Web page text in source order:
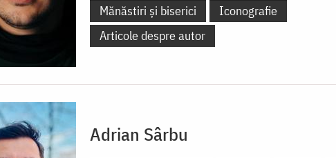
Mănăstiri și biserici
Iconografie
Articole despre autor
Adrian Sârbu